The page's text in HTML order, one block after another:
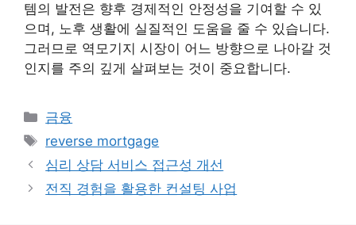
템의 발전은 향후 경제적인 안정성을 기여할 수 있
으며, 노후 생활에 실질적인 도움을 줄 수 있습니다.
그러므로 역모기지 시장이 어느 방향으로 나아갈 것
인지를 주의 깊게 살펴보는 것이 중요합니다.
Categories
금융
Tags
reverse mortgage
심리 상담 서비스 접근성 개선
전직 경험을 활용한 컨설팅 사업